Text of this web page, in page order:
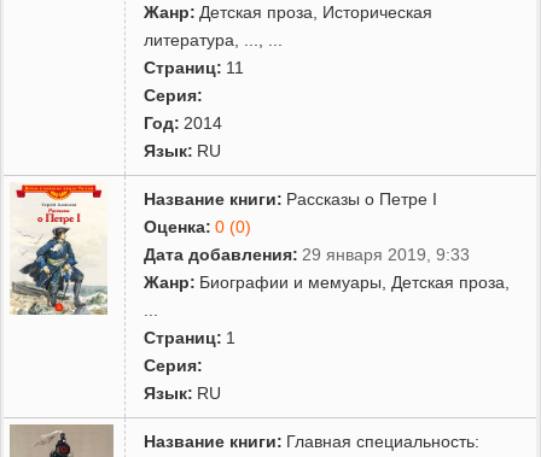
Жанр: Детская проза
Историческая
литература
Страниц: 11
Серия:
Год: 2014
Язык: RU
Название книги: Рассказы о Петре I
Оценка: 0 (0)
Дата добавления: 29 января 2019, 9:33
Жанр: Биографии и мемуары Детская проза
Страниц: 1
Серия:
Язык: RU
Название книги: Главная специальность: